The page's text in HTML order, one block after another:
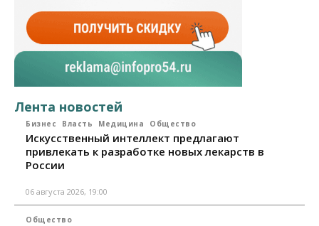
Лента новостей
Бизнес Власть Медицина Общество
Искусственный интеллект предлагают
привлекать к разработке новых лекарств в
России
06 августа 2026, 19:00
Общество